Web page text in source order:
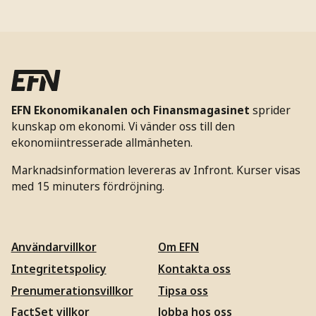
EFN Ekonomikanalen och Finansmagasinet sprider
kunskap om ekonomi. Vi vänder oss till den
ekonomiintresserade allmänheten.
Marknadsinformation levereras av Infront. Kurser visas
med 15 minuters fördröjning.
Användarvillkor
Integritetspolicy
Prenumerationsvillkor
FactSet villkor
Om EFN
Kontakta oss
Tipsa oss
Jobba hos oss